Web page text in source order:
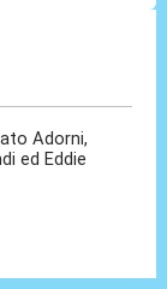
Adorni,
ed Eddie